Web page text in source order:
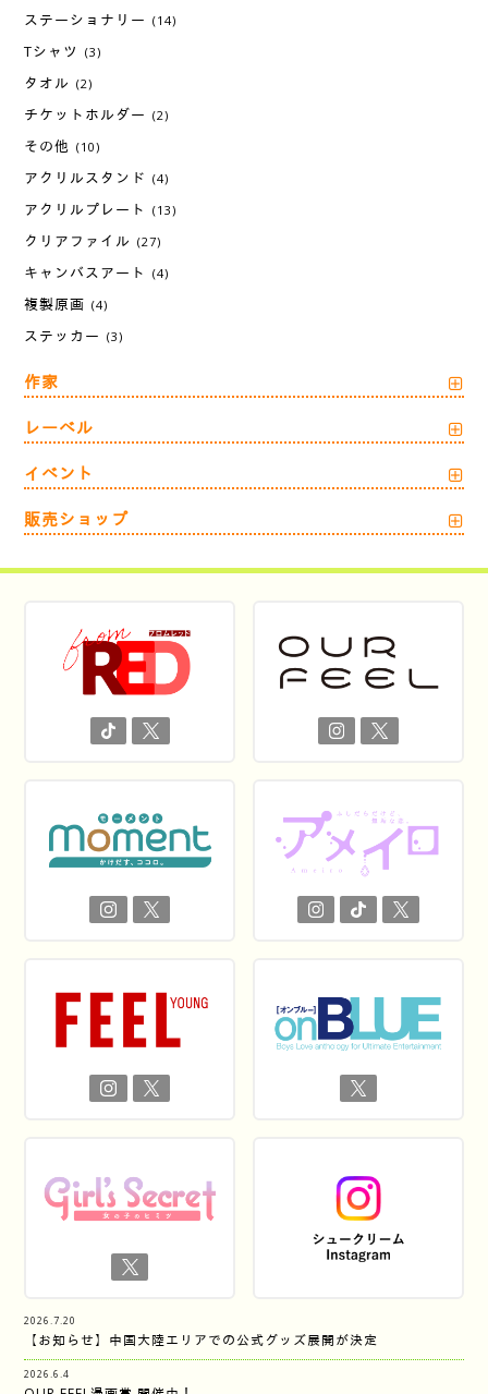
ステーショナリー (14)
Tシャツ (3)
タオル (2)
チケットホルダー (2)
その他 (10)
アクリルスタンド (4)
アクリルプレート (13)
クリアファイル (27)
キャンバスアート (4)
複製原画 (4)
ステッカー (3)
作家
レーベル
イベント
販売ショップ
2026.7.20
【お知らせ】中国大陸エリアでの公式グッズ展開が決定
2026.6.4